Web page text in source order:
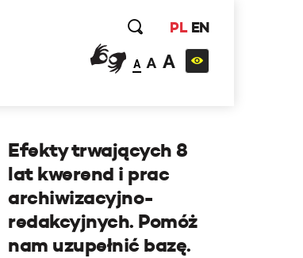
PL EN
A A A
Efekty trwających 8
lat kwerend i prac
archiwizacyjno-
redakcyjnych. Pomóż
nam uzupełnić bazę.